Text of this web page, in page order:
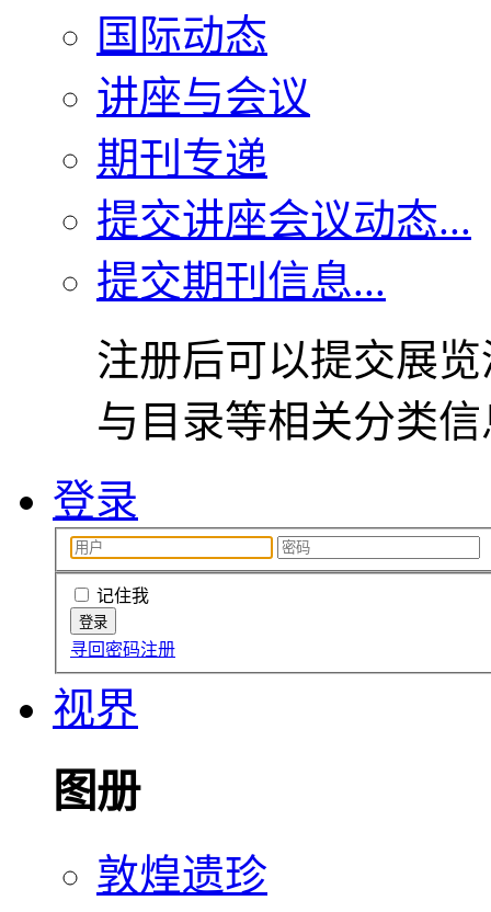
国际动态
讲座与会议
期刊专递
提交讲座会议动态...
提交期刊信息...
注册后可以提交展
与目录等相关分类
登录
记住我
寻回密码注册
视界
图册
敦煌遗珍